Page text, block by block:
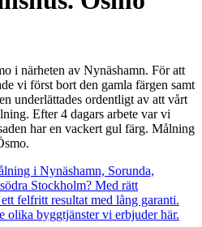
i närheten av Nynäshamn. För att
vi först bort den gamla färgen samt
underlättades ordentligt av att vårt
Efter 4 dagars arbete var vi
har en vackert gul färg. Målning
i Nynäshamn, Sorunda,
Stockholm? Med rätt
felfritt resultat med lång garanti.
olika byggtjänster vi erbjuder här.